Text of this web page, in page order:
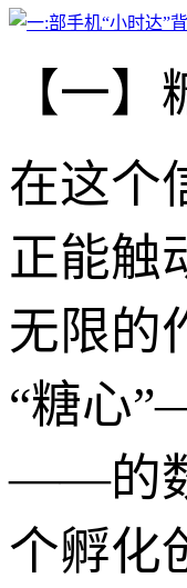
【一
在这个
正能触
无限的
“糖心
——的数
个孵化